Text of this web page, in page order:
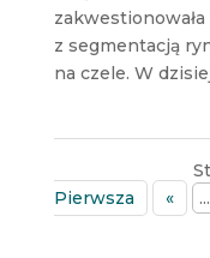
z segmentacją
na czele. W
Pierwsza
« ...